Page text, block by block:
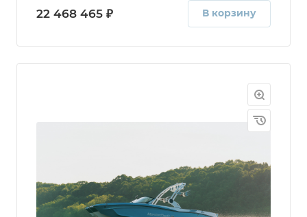
22 468 465 ₽ В корзину